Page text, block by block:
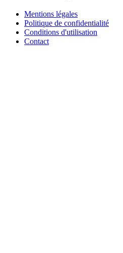
Mentions légales
Politique de confidentialité
Conditions d'utilisation
Contact